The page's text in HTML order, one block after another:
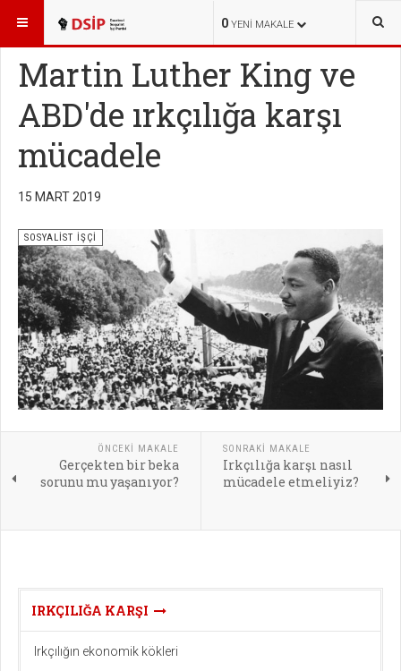
0 YENI MAKALE
BURADASINIZ: YAYINLAR SOSYALİST İŞÇİ
Martin Luther King ve
ABD'de ırkçılığa karşı
mücadele
15 MART 2019
SOSYALİST İŞÇİ
ÖNCEKI MAKALE
Gerçekten bir beka
sorunu mu yaşanıyor?
SONRAKI MAKALE
Irkçılığa karşı nasıl
mücadele etmeliyiz?
IRKÇILIĞA KARŞI
Irkçılığın ekonomik kökleri